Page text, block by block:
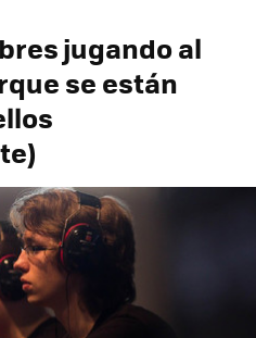
jugando al
se están